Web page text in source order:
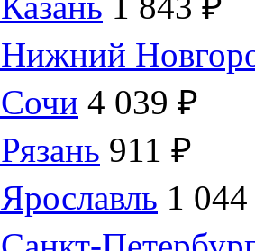
4 039 ₽
911 ₽
1